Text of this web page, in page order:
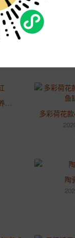
景德镇陶瓷复古金鱼缸 小号养荷花摆件 客厅阳台碗莲睡莲盆乌龟缸
陶